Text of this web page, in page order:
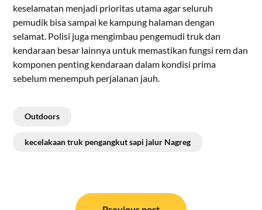
keselamatan menjadi prioritas utama agar seluruh
pemudik bisa sampai ke kampung halaman dengan
selamat. Polisi juga mengimbau pengemudi truk dan
kendaraan besar lainnya untuk memastikan fungsi rem dan
komponen penting kendaraan dalam kondisi prima
sebelum menempuh perjalanan jauh.
Outdoors
kecelakaan truk pengangkut sapi jalur Nagreg